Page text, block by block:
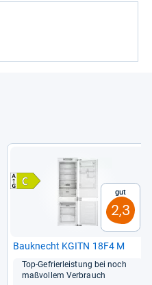
Gut
2,3
Bau­knecht KGITN 18F4 M
Top-​Gefrier­leis­tung bei noch
maß­vol­lem Ver­brauch